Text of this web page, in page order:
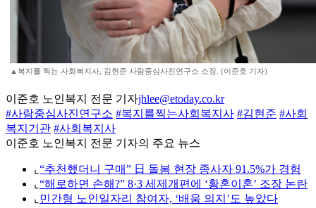
▲복지를 찍는 사회복지사, 김현준 사람중심사진연구소 소장. (이준호 기자)
이준호 노인복지 전문 기자jhlee@etoday.co.kr
#사람중심사진연구소 #복지를찍는사회복지사 #김현준 #사회
복지기관 #사회복지사
이준호 노인복지 전문 기자의 주요 뉴스
⌞ “추천했더니 구매” 日 돌봄 현장 종사자 91.5%가 경험
⌞ “해로하면 손해?” 8·3 세제개편에 ‘황혼이혼’ 조장 논란
⌞ 민간형 노인일자리 참여자, ‘배움 의지’도 높았다